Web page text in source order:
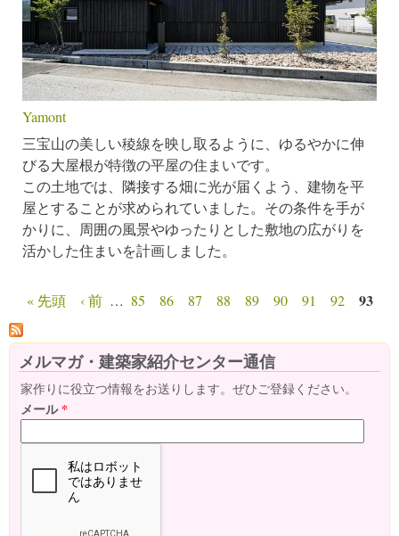
Yamont
三宝山の美しい稜線を映し取るように、ゆるやかに伸
びる大屋根が特徴の平屋の住まいです。
この土地では、隣接する畑に光が届くよう、建物を平
屋とすることが求められていました。その条件を手が
かりに、周囲の風景やゆったりとした敷地の広がりを
活かした住まいを計画しました。
ページ
« 先頭 ‹ 前 … 85 86 87 88 89 90 91 92 93
メルマガ・建築家紹介センター通信
家作りに役立つ情報をお送りします。ぜひご登録ください。
メール*